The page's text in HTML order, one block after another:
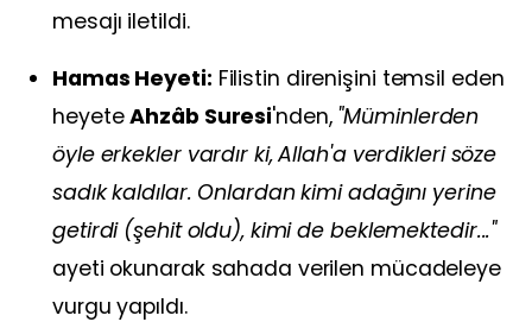
mesajı iletildi.
Hamas Heyeti: Filistin direnişini temsil eden
heyeteAhzâb Suresi'nden, "Müminlerden
öyle erkekler vardır ki, Allah'a verdikleri söze
sadık kaldılar. Onlardan kimi adağını yerine
getirdi (şehit oldu), kimi de beklemektedir..."
ayeti okunarak sahada verilen mücadeleye
vurgu yapıldı.